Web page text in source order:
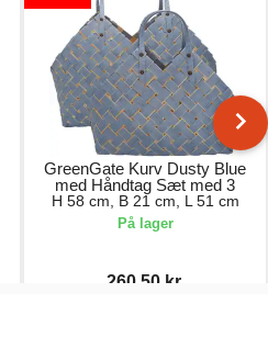
GreenGate Kurv Dusty Blue
med Håndtag Sæt med 3
H 58 cm, B 21 cm, L 51 cm
På lager
260,50 kr.